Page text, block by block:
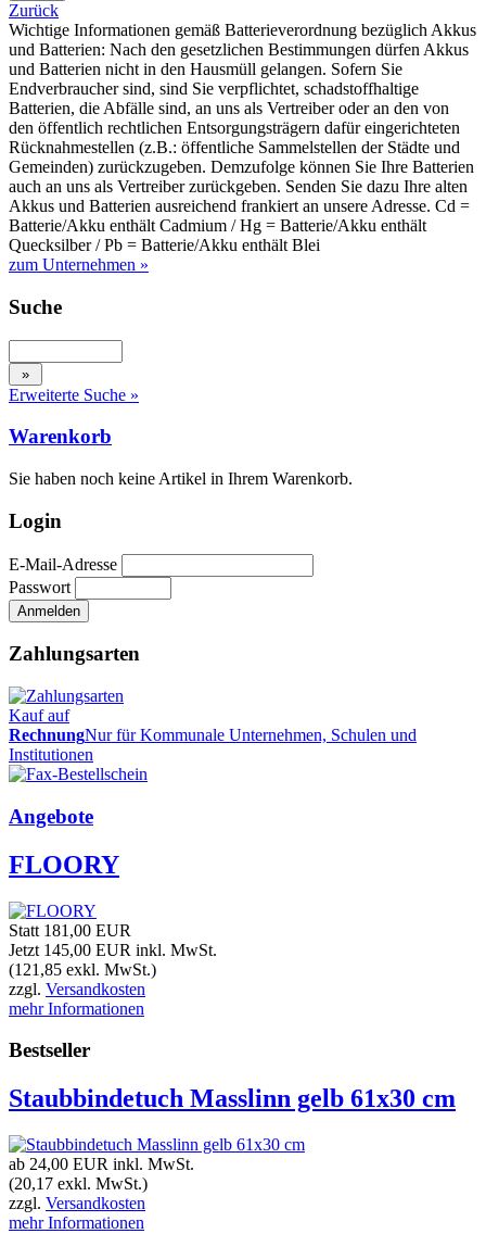
Zurück
Wichtige Informationen gemäß Batterieverordnung bezüglich Akkus
und Batterien: Nach den gesetzlichen Bestimmungen dürfen Akkus
und Batterien nicht in den Hausmüll gelangen. Sofern Sie
Endverbraucher sind, sind Sie verpflichtet, schadstoffhaltige
Batterien, die Abfälle sind, an uns als Vertreiber oder an den von
den öffentlich rechtlichen Entsorgungsträgern dafür eingerichteten
Rücknahmestellen (z.B.: öffentliche Sammelstellen der Städte und
Gemeinden) zurückzugeben. Demzufolge können Sie Ihre Batterien
auch an uns als Vertreiber zurückgeben. Senden Sie dazu Ihre alten
Akkus und Batterien ausreichend frankiert an unsere Adresse. Cd =
Batterie/Akku enthält Cadmium / Hg = Batterie/Akku enthält
Quecksilber / Pb = Batterie/Akku enthält Blei
zum Unternehmen »
Suche
Erweiterte Suche »
Warenkorb
Sie haben noch keine Artikel in Ihrem Warenkorb.
Login
E-Mail-Adresse
Passwort
Zahlungsarten
Kauf auf
RechnungNur für Kommunale Unternehmen, Schulen und
Institutionen
Angebote
FLOORY
Statt 181,00 EUR
Jetzt 145,00 EUR inkl. MwSt.
(121,85 exkl. MwSt.)
zzgl. Versandkosten
mehr Informationen
Bestseller
Staubbindetuch Masslinn gelb 61x30 cm
ab 24,00 EUR inkl. MwSt.
(20,17 exkl. MwSt.)
zzgl. Versandkosten
mehr Informationen